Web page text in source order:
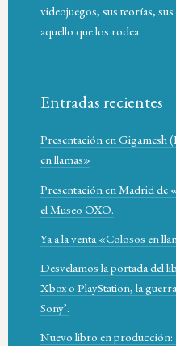
videojuegos, sus teorías,
aquello que los rodea.
Entradas recientes
Presentación en Gigamesh
en llamas»
Presentación en Madrid de
el Museo OXO.
Ya a la venta «Colosos en
Desvelamos la portada del
Xbox o PlayStation, la
Sony’.
Nuevo libro en producción: